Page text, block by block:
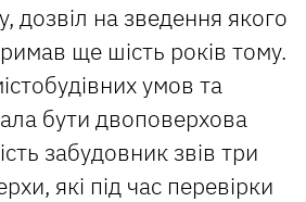
дозвіл на зведення якого
ще шість років тому.
умов та
бути двоповерхова
забудовник звів три
які під час перевірки